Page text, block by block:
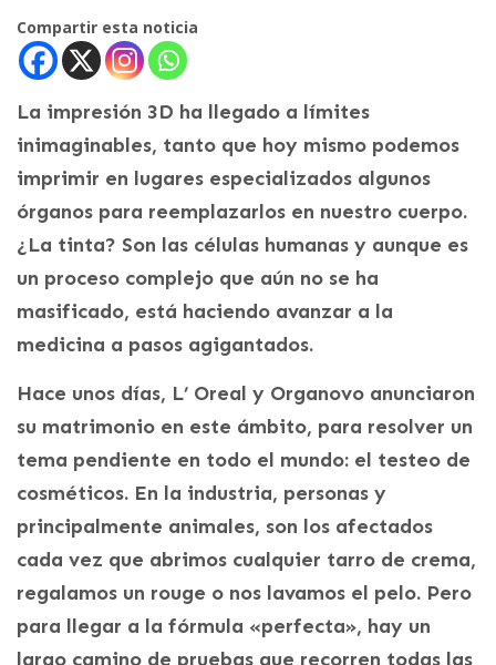
Compartir esta noticia
La impresión 3D ha llegado a límites
inimaginables, tanto que hoy mismo podemos
imprimir en lugares especializados algunos
órganos para reemplazarlos en nuestro cuerpo.
¿La tinta? Son las células humanas y aunque es
un proceso complejo que aún no se ha
masificado, está haciendo avanzar a la
medicina a pasos agigantados.
Hace unos días, L’ Oreal y Organovo anunciaron
su matrimonio en este ámbito, para resolver un
tema pendiente en todo el mundo: el testeo de
cosméticos. En la industria, personas y
principalmente animales, son los afectados
cada vez que abrimos cualquier tarro de crema,
regalamos un rouge o nos lavamos el pelo. Pero
para llegar a la fórmula «perfecta», hay un
largo camino de pruebas que recorren todas las